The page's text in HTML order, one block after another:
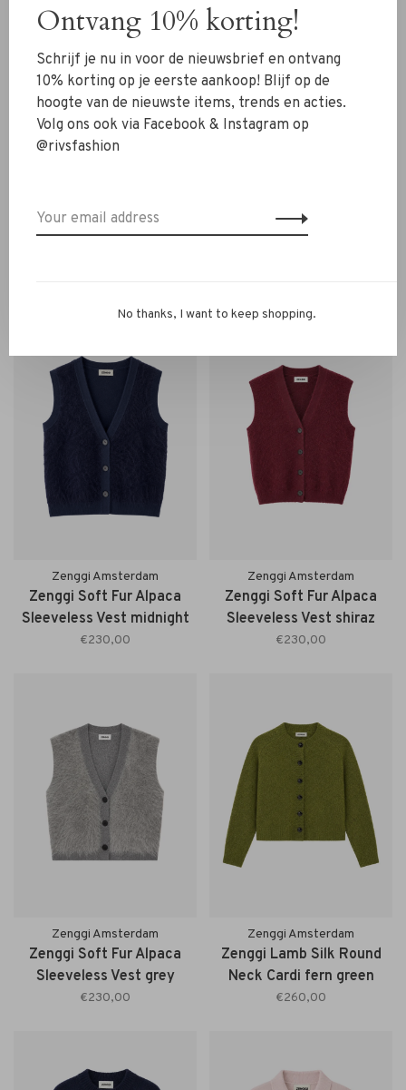
Zenggi Amsterdam
Zenggi Soft Furry Alpaca
Zenggi Amsterdam
Zenggi Soft Furry Alpaca
Zenggi Amsterdam
Zenggi Soft Fur Alpaca
Sleeveless Vest midnight
blue
€230,00
Zenggi Amsterdam
Zenggi Soft Fur Alpaca
Sleeveless Vest shiraz
€230,00
Zenggi Amsterdam
Zenggi Soft Fur Alpaca
Sleeveless Vest grey
melange
€230,00
Zenggi Amsterdam
Zenggi Lamb Silk Round
Neck Cardi fern green
€260,00
Ontvang 10% korting!
Schrijf je nu in voor de nieuwsbrief en ontvang
10% korting op je eerste aankoop! Blijf op de
hoogte van de nieuwste items, trends en acties.
Volg ons ook via Facebook & Instagram op
@rivsfashion
No thanks, I want to keep shopping.